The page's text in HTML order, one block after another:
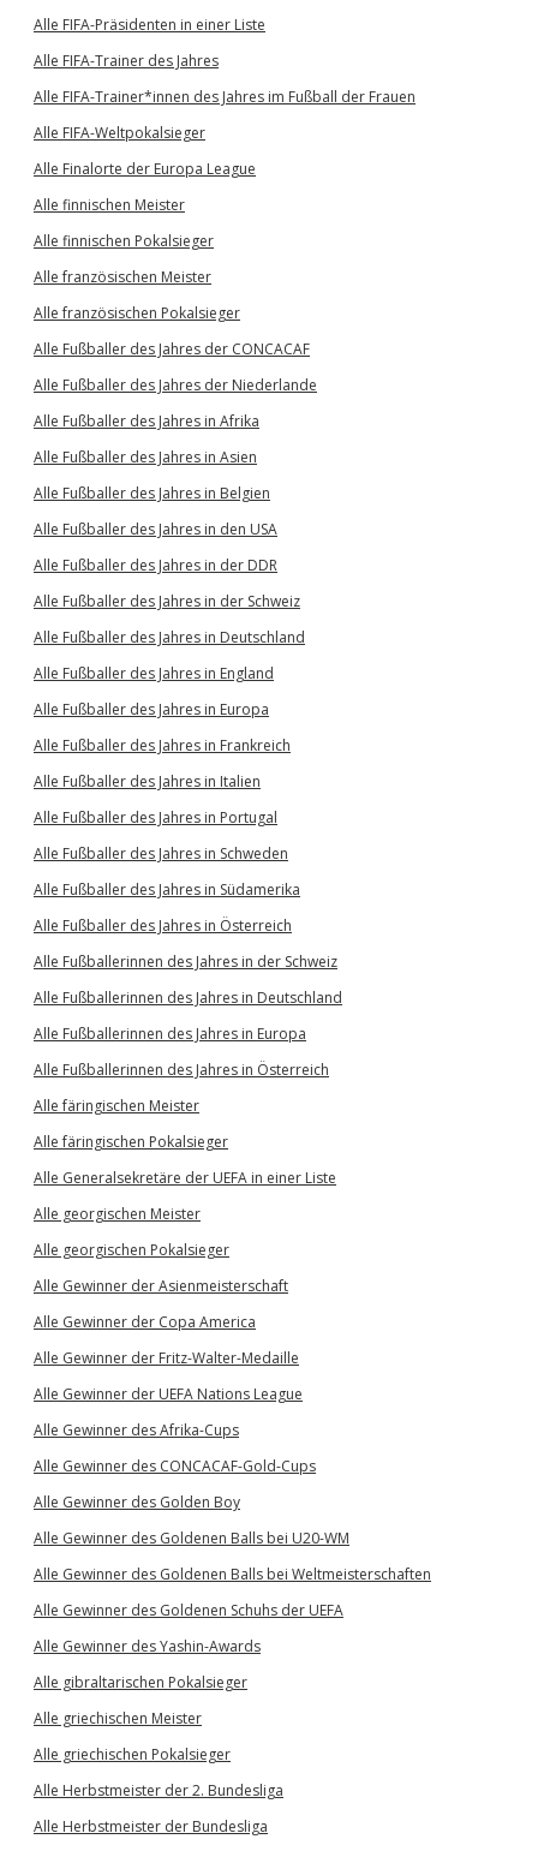
Alle FIFA-Präsidenten in einer Liste
Alle FIFA-Trainer des Jahres
Alle FIFA-Trainer*innen des Jahres im Fußball der Frauen
Alle FIFA-Weltpokalsieger
Alle Finalorte der Europa League
Alle finnischen Meister
Alle finnischen Pokalsieger
Alle französischen Meister
Alle französischen Pokalsieger
Alle Fußballer des Jahres der CONCACAF
Alle Fußballer des Jahres der Niederlande
Alle Fußballer des Jahres in Afrika
Alle Fußballer des Jahres in Asien
Alle Fußballer des Jahres in Belgien
Alle Fußballer des Jahres in den USA
Alle Fußballer des Jahres in der DDR
Alle Fußballer des Jahres in der Schweiz
Alle Fußballer des Jahres in Deutschland
Alle Fußballer des Jahres in England
Alle Fußballer des Jahres in Europa
Alle Fußballer des Jahres in Frankreich
Alle Fußballer des Jahres in Italien
Alle Fußballer des Jahres in Portugal
Alle Fußballer des Jahres in Schweden
Alle Fußballer des Jahres in Südamerika
Alle Fußballer des Jahres in Österreich
Alle Fußballerinnen des Jahres in der Schweiz
Alle Fußballerinnen des Jahres in Deutschland
Alle Fußballerinnen des Jahres in Europa
Alle Fußballerinnen des Jahres in Österreich
Alle färingischen Meister
Alle färingischen Pokalsieger
Alle Generalsekretäre der UEFA in einer Liste
Alle georgischen Meister
Alle georgischen Pokalsieger
Alle Gewinner der Asienmeisterschaft
Alle Gewinner der Copa America
Alle Gewinner der Fritz-Walter-Medaille
Alle Gewinner der UEFA Nations League
Alle Gewinner des Afrika-Cups
Alle Gewinner des CONCACAF-Gold-Cups
Alle Gewinner des Golden Boy
Alle Gewinner des Goldenen Balls bei U20-WM
Alle Gewinner des Goldenen Balls bei Weltmeisterschaften
Alle Gewinner des Goldenen Schuhs der UEFA
Alle Gewinner des Yashin-Awards
Alle gibraltarischen Pokalsieger
Alle griechischen Meister
Alle griechischen Pokalsieger
Alle Herbstmeister der 2. Bundesliga
Alle Herbstmeister der Bundesliga